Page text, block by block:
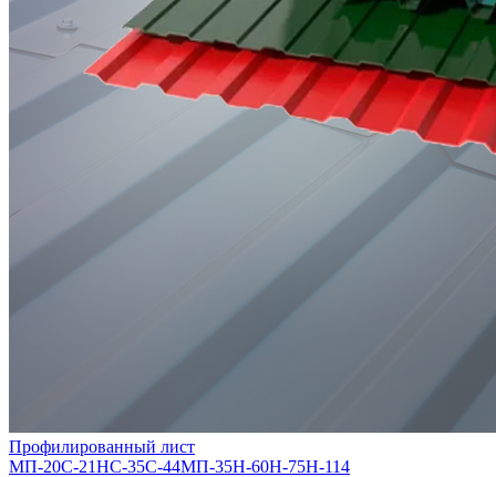
Профилированный лист
МП-20С-21НС-35С-44МП-35Н-60Н-75Н-114